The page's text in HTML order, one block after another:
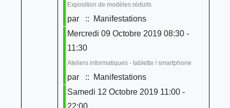
Exposition de modèles réduits
par
:: Manifestations
Mercredi 09 Octobre 2019 08:30 -
11:30
Ateliers informatiques - tablette / smartphone
par
:: Manifestations
Samedi 12 Octobre 2019 11:00 -
22:00